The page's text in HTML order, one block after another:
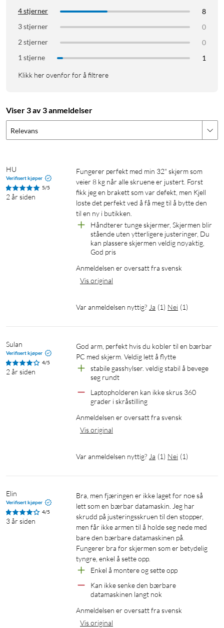
4 stjerner
8
3 stjerner
0
2 stjerner
0
1 stjerne
1
Klikk her ovenfor for å filtrere
Viser 3 av 3 anmeldelser
Relevans
HU
Verifisert kjøper
5/5
2 år siden
Fungerer perfekt med min 32" skjerm som
veier 8 kg når alle skruene er justert. Først
fikk jeg en brakett som var defekt, men Kjell
løste det perfekt ved å få meg til å bytte den
til en ny i butikken.
Håndterer tunge skjermer, Skjermen blir
stående uten ytterligere justeringer, Du
kan plassere skjermen veldig nøyaktig,
God pris
Anmeldelsen er oversatt fra svensk
Vis original
Var anmeldelsen nyttig? Ja (1) Nei (1)
Sulan
Verifisert kjøper
4/5
2 år siden
God arm, perfekt hvis du kobler til en bærbar
PC med skjerm. Veldig lett å flytte
stabile gasshylser. veldig stabil å bevege
seg rundt
Laptopholderen kan ikke skrus 360
grader i skråstilling
Anmeldelsen er oversatt fra svensk
Vis original
Var anmeldelsen nyttig? Ja (1) Nei (1)
Elin
Verifisert kjøper
4/5
3 år siden
Bra, men fjæringen er ikke laget for noe så
lett som en bærbar datamaskin. Jeg har
skrudd på justeringsskruen til den stopper,
men får ikke armen til å holde seg nede med
bare den bærbare datamaskinen på.
Fungerer bra for skjermen som er betydelig
tyngre, enkel å sette opp.
Enkel å montere og sette opp
Kan ikke senke den bærbare
datamaskinen langt nok
Anmeldelsen er oversatt fra svensk
Vis original